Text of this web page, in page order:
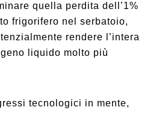
quella perdita dell’1%
frigorifero nel serbatoio,
rendere l’intera
liquido molto più
tecnologici in mente,